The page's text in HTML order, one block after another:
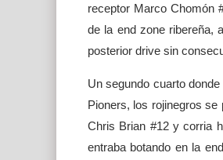
receptor Marco Chomón
de la end zone ribereña,
posterior drive sin
Un segundo cuarto
Pioners, los rojinegros se
Chris Brian #12 y corria
entraba botando en la